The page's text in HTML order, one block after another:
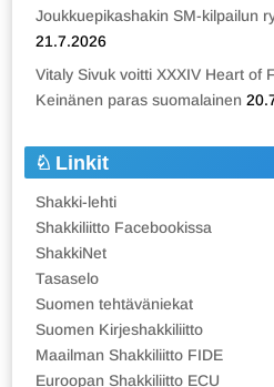
Joukkuepikashakin SM-kilpailun
21.7.2026
Vitaly Sivuk voitti XXXIV Heart of
Keinänen paras suomalainen
Linkit
Shakki-lehti
Shakkiliitto Facebookissa
ShakkiNet
Tasaselo
Suomen tehtäväniekat
Suomen Kirjeshakkiliitto
Maailman Shakkiliitto FIDE
Euroopan Shakkiliitto ECU